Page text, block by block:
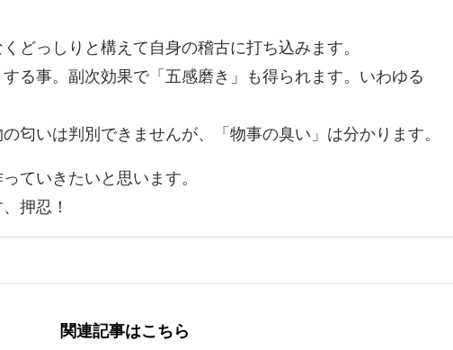
どっしりと構えて自身の稽古に打ち込みます。
る事。副次効果で「五感磨き」も得られます。いわゆる
匂いは判別できませんが、「物事の臭い」は分かります。
ていきたいと思います。
押忍！
関連記事はこちら